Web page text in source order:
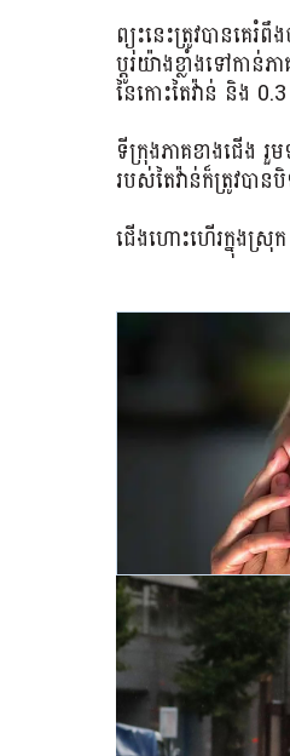
ព្យុះនេះត្រូវបានគេ
ប្តូរយ៉ាងខ្លាំងទៅកា
នៃកោះតៃវ៉ាន់ និង
ទីក្រុងភាគខាងជើង រួ
របស់តៃវ៉ាន់ក៏ត្រូវបាន
ជើងហោះហើរក្នុងស្រុ